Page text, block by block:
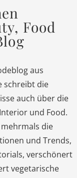
Food
aus
schreibt die
auch über die
und Food.
mehrmals die
und Trends,
verschönert
vegetarische